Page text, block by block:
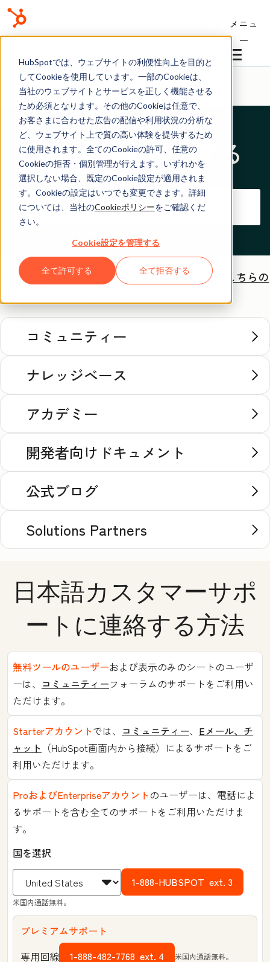
HubSpotでは、ウェブサイトの利便性向上を目的と
してCookieを使用しています。一部のCookieは、
当社のウェブサイトとサービスを正しく機能させる
ため必須となります。その他のCookieは任意で、
お客さまに合わせた広告の配信や利用状況の分析な
ど、ウェブサイト上で質の高い体験を提供するため
に使用されます。全てのCookieの許可、任意の
Cookieの拒否・個別管理が行えます。いずれかを
選択しない場合、既定のCookie設定が適用されま
す。Cookieの設定はいつでも変更できます。詳細
については、当社のCookieポリシーをご確認くだ
さい。
Cookie設定を管理する
全て許可する 全て拒否する
メニュ
ー
ヘルプセンター
サイト内を検索する
HubSpotのご利用は初めてですか？ まずは
こちらの
コミュニティー
ナレッジベース
アカデミー
開発者向けドキュメント
公式ブログ
Solutions Partners
日本語カスタマーサポ
ートに連絡する方法
無料ツールのユーザーおよび表示のみのシートのユーザ
ーは、 コミュニティーフォーラムのサポートをご利用い
ただけます。
Starterアカウントでは、 コミュニティー、 Eメール、チ
ャット （HubSpot画面内から接続）によるサポートをご
利用いただけます。
ProおよびEnterpriseアカウントのユーザーは、電話によ
るサポートを含む全てのサポートをご利用いただけま
す。
国を選択
1-888-HUBSPOT ext. 3
米国内通話無料。
プレミアムサポート
専用回線
1-888-482-7768 ext. 4 米国内通話無料。